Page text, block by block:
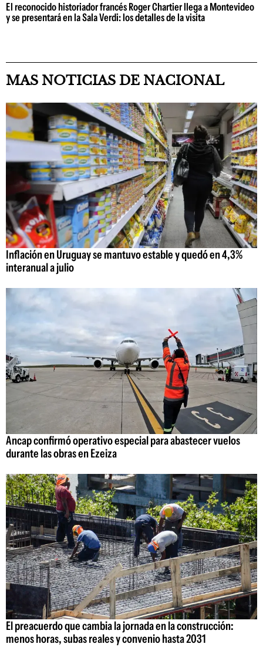
El reconocido historiador francés Roger Chartier llega a Montevideo
y se presentará en la Sala Verdi: los detalles de la visita
MAS NOTICIAS DE NACIONAL
Inflación en Uruguay se mantuvo estable y quedó en 4,3%
interanual a julio
Ancap confirmó operativo especial para abastecer vuelos
durante las obras en Ezeiza
El preacuerdo que cambia la jornada en la construcción:
menos horas, subas reales y convenio hasta 2031